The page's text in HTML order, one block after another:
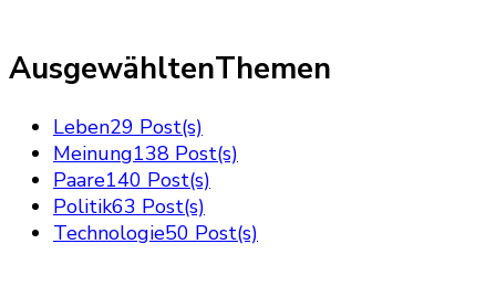
AusgewähltenThemen
Leben29 Post(s)
Meinung138 Post(s)
Paare140 Post(s)
Politik63 Post(s)
Technologie50 Post(s)